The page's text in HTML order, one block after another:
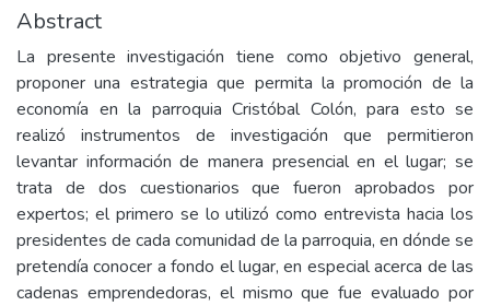
Abstract
La presente investigación tiene como objetivo general,
proponer una estrategia que permita la promoción de la
economía en la parroquia Cristóbal Colón, para esto se
realizó instrumentos de investigación que permitieron
levantar información de manera presencial en el lugar; se
trata de dos cuestionarios que fueron aprobados por
expertos; el primero se lo utilizó como entrevista hacia los
presidentes de cada comunidad de la parroquia, en dónde se
pretendía conocer a fondo el lugar, en especial acerca de las
cadenas emprendedoras, el mismo que fue evaluado por